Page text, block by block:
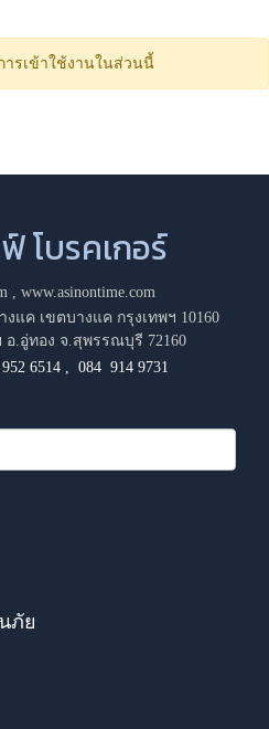
รเข้าใช้งานในส่วนนี้
โบรคเกอร์
, www.asinontime.com
แค เขตบางแค กรุงเทพฯ 10160
อ.อู่ทอง จ.สุพรรณบุรี 72160
6514 ,084 914 9731
ภัย